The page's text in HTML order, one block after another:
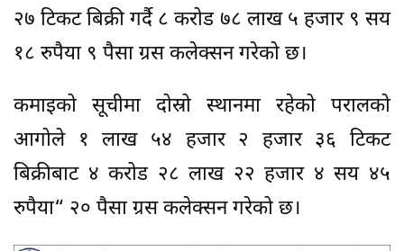
२७ टिकट बिक्री गर्दै ८ करोड ७८ लाख ५ हजार ९ सय
१८ रुपैया ९ पैसा ग्रस कलेक्सन गरेको छ।
कमाइको सूचीमा दोस्रो स्थानमा रहेको परालको
आगोले १ लाख ५४ हजार २ हजार ३६ टिकट
बिक्रीबाट ४ करोड २८ लाख २२ हजार ४ सय ४५
रुपैया“ २० पैसा ग्रस कलेक्सन गरेको छ।